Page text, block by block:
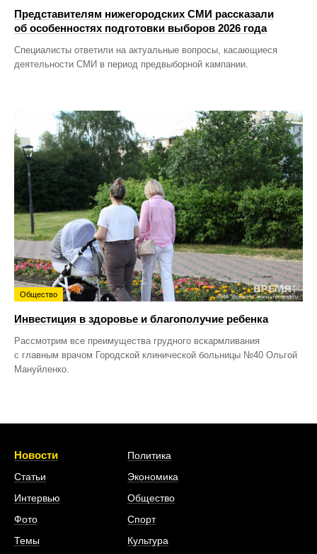
Представителям нижегородских СМИ рассказали
об особенностях подготовки выборов 2026 года
Специалисты ответили на актуальные вопросы, касающиеся
деятельности СМИ в период предвыборной кампании.
Общество
Инвестиция в здоровье и благополучие ребенка
Рассмотрим все преимущества грудного вскармливания
с главным врачом Городской клинической больницы №40 Ольгой
Мануйленко.
Новости
Статьи
Интервью
Фото
Темы
Политика
Экономика
Общество
Спорт
Культура